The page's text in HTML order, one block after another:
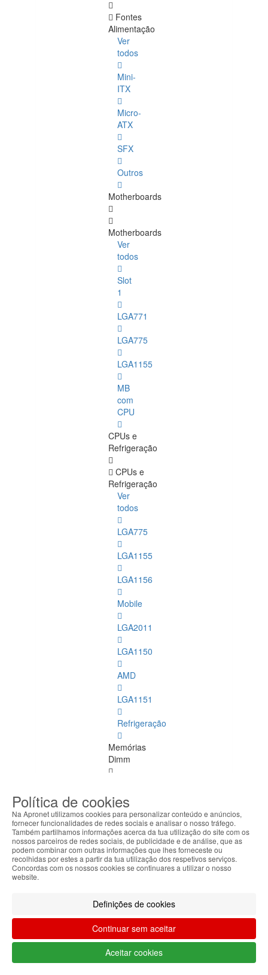
Fontes
Alimentação
Ver
todos
Mini-
ITX
Micro-
ATX
SFX
Outros
Motherboards
Motherboards
Ver
todos
Slot
1
LGA771
LGA775
LGA1155
MB
com
CPU
CPUs e
Refrigeração
CPUs e
Refrigeração
Ver
todos
LGA775
LGA1155
LGA1156
Mobile
LGA2011
LGA1150
AMD
LGA1151
Refrigeração
Memórias
Dimm
Dimm
Ver
todos
DDR
4
ECC
1
DDR
2
DDR
Política de cookies
Na Apronet utilizamos cookies para personalizar conteúdo e anúncios,
fornecer funcionalidades de redes sociais e analisar o nosso tráfego.
Também partilhamos informações acerca da tua utilização do site com os
nossos parceiros de redes sociais, de publicidade e de análise, que as
podem combinar com outras informações que lhes forneceste ou
recolhidas por estes a partir da tua utilização dos respetivos serviços.
Concordas com os nossos cookies se continuares a utilizar o nosso
website.
Definições de cookies
Continuar sem aceitar
Aceitar cookies